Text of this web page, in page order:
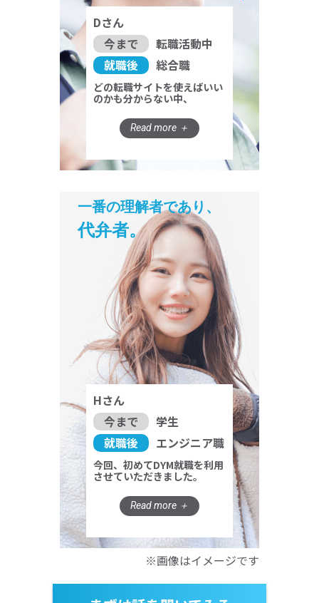
Dさん
今まで
転職活動中
就職後
総合職
どの転職サイトを使えばいい
のかも分からない中、
一番の理解者であり、
代弁者。
Hさん
今まで
学生
就職後
エンジニア職
今回、初めてDYM就職を利用
させていただきました。
※画像はイメージです